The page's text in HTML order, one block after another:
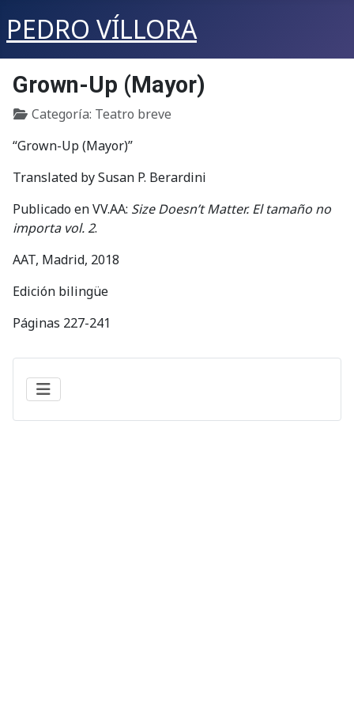
PEDRO VÍLLORA
Grown-Up (Mayor)
Detalles
Categoría: Teatro breve
“Grown-Up (Mayor)”
Translated by Susan P. Berardini
Publicado en VV.AA: Size Doesn’t Matter.El tamaño no
importa vol. 2.
AAT, Madrid, 2018
Edición bilingüe
Páginas 227-241